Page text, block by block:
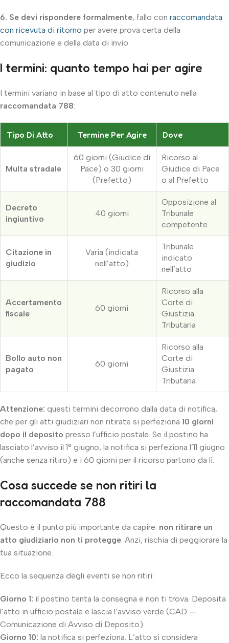
6. Se devi rispondere formalmente, fallo con raccomandata
con ricevuta di ritorno per avere prova certa della
comunicazione e della data di invio.
I termini: quanto tempo hai per agire
I termini variano in base al tipo di atto contenuto nella
raccomandata 788:
Tipo Di Atto Termine Per Agire Dove
Multa stradale
60 giorni (Giudice di
Pace) o 30 giorni
(Prefetto)
Ricorso al
Giudice di Pace
o al Prefetto
Decreto
ingiuntivo
40 giorni
Opposizione al
Tribunale
competente
Citazione in
giudizio
Varia (indicata
nell’atto)
Tribunale
indicato
nell’atto
Accertamento
fiscale
60 giorni
Ricorso alla
Corte di
Giustizia
Tributaria
Bollo auto non
pagato
60 giorni
Ricorso alla
Corte di
Giustizia
Tributaria
Attenzione: questi termini decorrono dalla data di notifica,
che per gli atti giudiziari non ritirate si perfeziona 10 giorni
dopo il deposito presso l’ufficio postale. Se il postino ha
lasciato l’avviso il 1° giugno, la notifica si perfeziona l’11 giugno
(anche senza ritiro) e i 60 giorni per il ricorso partono da lì.
Cosa succede se non ritiri la
raccomandata 788
Questo è il punto più importante da capire: non ritirare un
atto giudiziario non ti protegge. Anzi, rischia di peggiorare la
tua situazione.
Ecco la sequenza degli eventi se non ritiri:
Giorno 1: il postino tenta la consegna e non ti trova. Deposita
l’atto in ufficio postale e lascia l’avviso verde (CAD —
Comunicazione di Avviso di Deposito).
Giorno 10: la notifica si perfeziona. L’atto si considera